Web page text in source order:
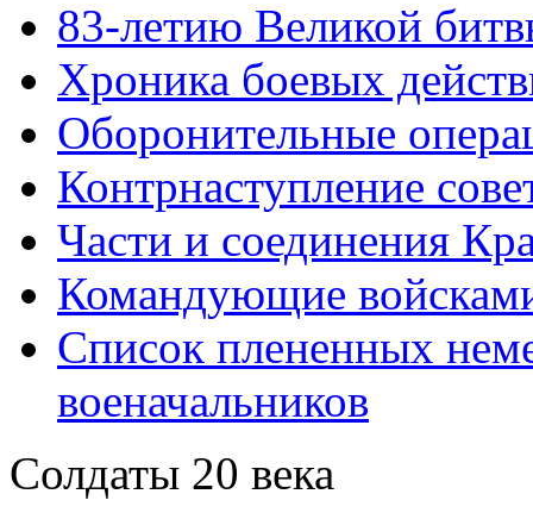
83-летию Великой
Хроника боевых
Оборонительные
Контрнаступление
Части и соединения
Командующие
Список плененных
военачальников
Солдаты 20 века